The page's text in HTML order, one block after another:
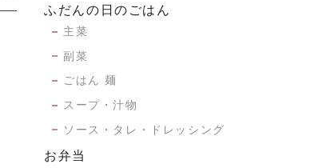
ふだんの日のごはん
主菜
副菜
ごはん 麺
スープ・汁物
ソース・タレ・ドレッシング
お弁当